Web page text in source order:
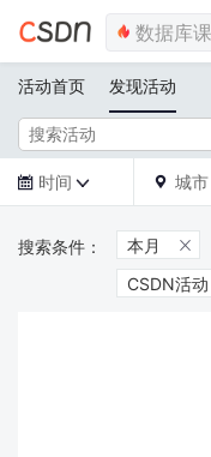
活动首页 发现活动
 时间   城市
本月 
CSDN活动